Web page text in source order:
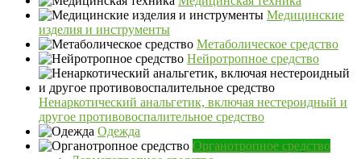
Медицинские
изделия и инструменты
Метаболическое средство
Нейротропное средство
Ненаркотический анальгетик, включая нестероидный и
другое противовоспалительное средство
Одежда
Органотропное средство